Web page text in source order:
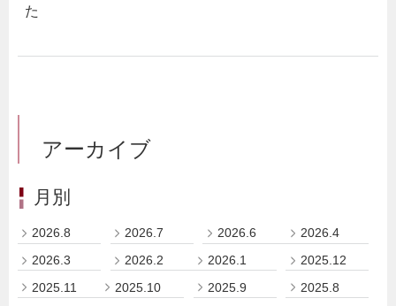
た
アーカイブ
月別
2026.8 2026.7 2026.6
2026.4
2026.3
2026.2 2026.1
2025.12
2025.11
2025.10 2025.9
2025.8